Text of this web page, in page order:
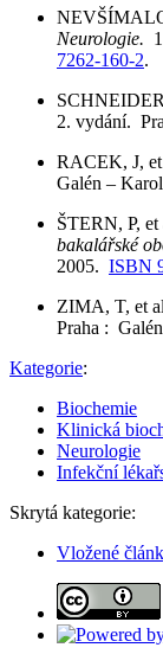
Neurologie.
7262-160-2.
2. vydání.
RACEK, J,
Galén –
ŠTERN, P, et
bakalářské
2005. ISBN
ZIMA, T, et
Praha :
Kategorie:
Biochemie
Klinická
Neurologie
Infekční
Skrytá kategorie:
Vložené